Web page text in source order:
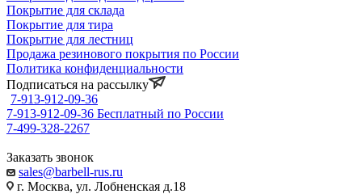
Покрытие для склада
Покрытие для тира
Покрытие для лестниц
Продажа резинового покрытия по России
Политика конфиденциальности
Подписаться на рассылку
7-913-912-09-36
7-913-912-09-36 Бесплатный по России
7-499-328-2267
Заказать звонок
sales@barbell-rus.ru
г. Москва, ул. Лобненская д.18